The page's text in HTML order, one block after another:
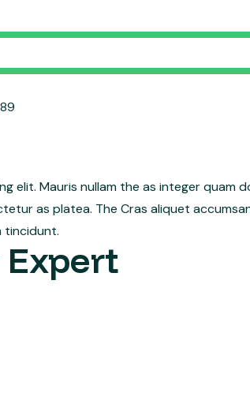
elit. Mauris nullam the as integer quam
as platea. The Cras aliquet
tincidunt.
Expert